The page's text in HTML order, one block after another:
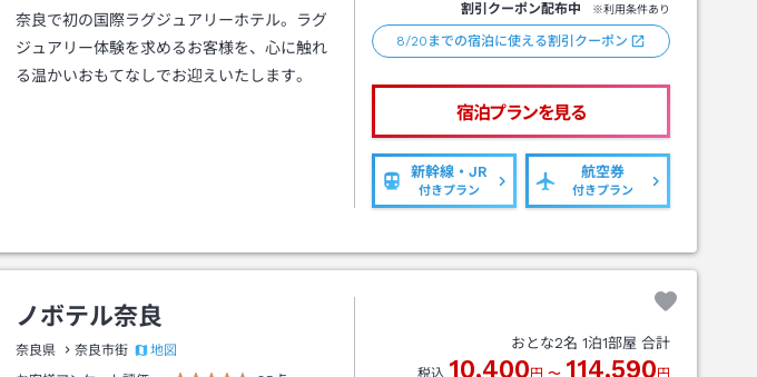
奈良で初の国際ラグジュアリーホテル。ラグ
ジュアリー体験を求めるお客様を、心に触れ
る温かいおもてなしでお迎えいたします。
割引クーポン配布中 ※利用条件あり
8/20までの宿泊に使える割引クーポン
宿泊プランを見る
新幹線・JR
付きプラン
航空券
付きプラン
ノボテル奈良
奈良県 奈良市街
地図
おとな2名 1泊1部屋 合計
税込 10,400 円 〜 114,590 円